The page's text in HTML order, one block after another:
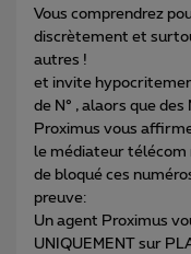
Vous comprendrez
discrètement et
autres !
et invite
de N° , alaors que
Proximus vous
le médiateur télécom
de bloqué ces
preuve:
Un agent Proximus
UNIQUEMENT sur